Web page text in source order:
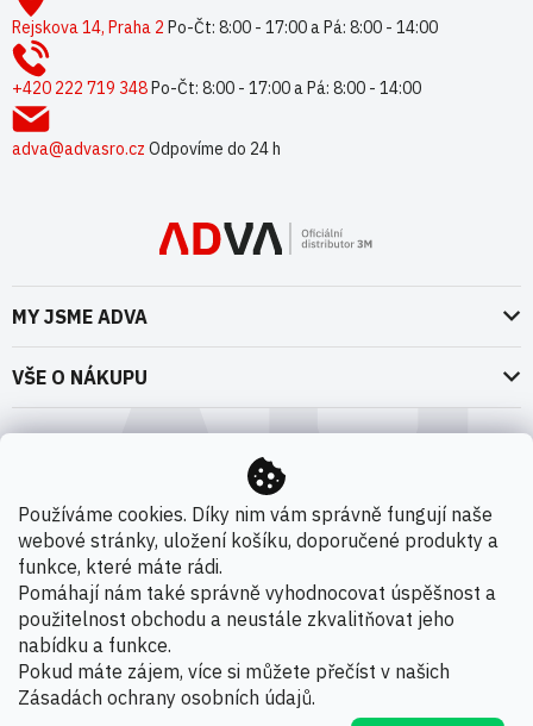
Používáme cookies. Díky nim vám správně fungují naše
webové stránky, uložení košíku, doporučené produkty a
funkce, které máte rádi.
Pomáhají nám také správně vyhodnocovat úspěšnost a
použitelnost obchodu a neustále zkvalitňovat jeho
nabídku a funkce.
Pokud máte zájem, více si můžete přečíst v našich
Zásadách ochrany osobních údajů.
pRejskova 14, Praha 2 Po-Čt: 8:00 - 17:00 a Pá: 8:00 - 14:00
+420 222 719 348Po-Čt: 8:00 - 17:00 a Pá: 8:00 - 14:00
adva@advasro.cz Odpovíme do 24 h
MY JSME ADVA
O nás
Naše dokumenty
Kontakty
Novinky
VŠE O NÁKUPU
Doprava a platba
VOP pro spotřebitele - fyzické osoby
VOP pro nakupující podnikatele
VOP Letectví / GT&C Aerospace
Zpracování osobních údajů
Kamenná prodejna
Možnosti platby
Copyright 2026
Všechna práva vyhrazena.